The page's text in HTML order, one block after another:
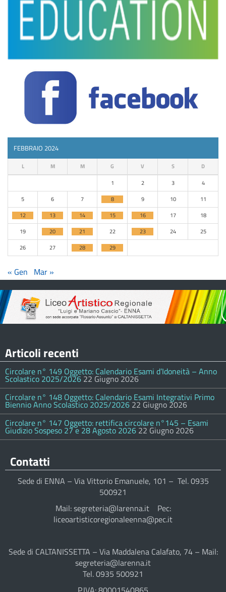
FEBBRAIO 2024
L M M G V S D
1 2 3
4
5
6 7 8 9 10
11
12
13 14 15 16 17
18
19
20 21 22 23 24
25
26
27 28 29
« Gen Mar »
Articoli recenti
Circolare n° 149 Oggetto: Calendario Esami d’Idoneità – Anno
Scolastico 2025/2026 22 Giugno 2026
Circolare n° 148 Oggetto: Calendario Esami Integrativi Primo
Biennio Anno Scolastico 2025/2026 22 Giugno 2026
Circolare n° 147 Oggetto: rettifica circolare n°145 – Esami
Giudizio Sospeso 27 e 28 Agosto 2026 22 Giugno 2026
Contatti
Sede di ENNA – Via Vittorio Emanuele, 101 – Tel. 0935
500921
Mail: segreteria@larenna.it Pec:
liceoartisticoregionaleenna@pec.it
Sede di CALTANISSETTA – Via Maddalena Calafato, 74 – Mail:
segreteria@larenna.it
Tel. 0935 500921